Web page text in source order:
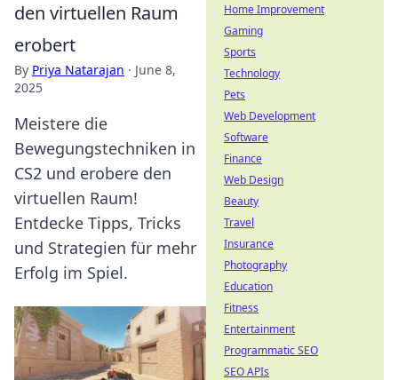
den virtuellen Raum
erobert
By Priya Natarajan · June 8,
2025
Meistere die
Bewegungstechniken in
CS2 und erobere den
virtuellen Raum!
Entdecke Tipps, Tricks
und Strategien für mehr
Erfolg im Spiel.
Home Improvement
Gaming
Sports
Technology
Pets
Web Development
Software
Finance
Web Design
Beauty
Travel
Insurance
Photography
Education
Fitness
Entertainment
Programmatic SEO
SEO APIs